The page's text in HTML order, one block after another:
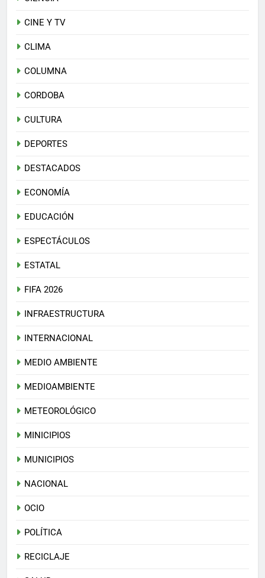
CINE Y TV
CLIMA
COLUMNA
CORDOBA
CULTURA
DEPORTES
DESTACADOS
ECONOMÍA
EDUCACIÓN
ESPECTÁCULOS
ESTATAL
FIFA 2026
INFRAESTRUCTURA
INTERNACIONAL
MEDIO AMBIENTE
MEDIOAMBIENTE
METEOROLÓGICO
MINICIPIOS
MUNICIPIOS
NACIONAL
OCIO
POLÍTICA
RECICLAJE